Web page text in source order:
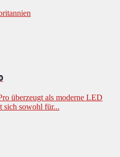
überzeugt als moderne LED
sich sowohl für...